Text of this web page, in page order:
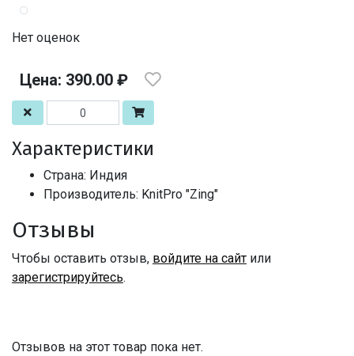
Нет оценок
Цена: 390.00 ₽
Характеристики
Страна: Индия
Производитель: KnitPro "Zing"
Отзывы
Чтобы оставить отзыв, войдите на сайт или
зарегистрируйтесь.
Отзывов на этот товар пока нет.